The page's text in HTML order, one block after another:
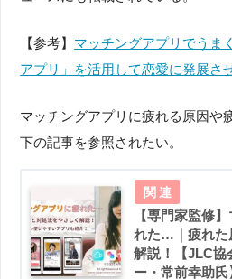
【参考】 マッチングアプリでうま
アプリ」を活用して恋愛に発展さ
マッチングアプリに疲れる原因や
下の記事を参照されたい。
【専門家監修
れた…｜疲れた
解説！【JLC協
ー・常前幸助氏